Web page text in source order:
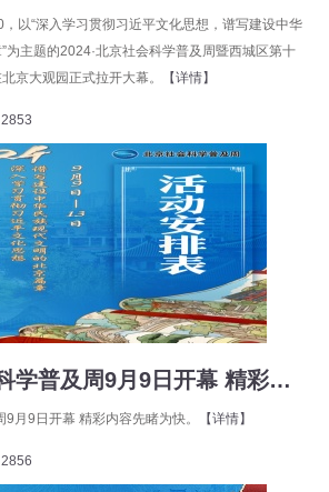
以“深入学习贯彻习近平文化思想，谱写建设中华
为主题的2024·北京社会科学普及周暨西城区第十
京大观园正式拉开大幕。
【详情】
2024北京社会科学普及周9月9日开幕 精彩内容先睹为快
月9日开幕 精彩内容先睹为快。 【详情】